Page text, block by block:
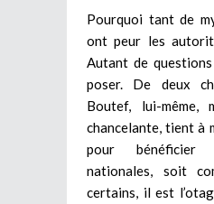
Pourquoi tant de
ont peur les
Autant de
poser. De deux
Boutef, lui-même,
chancelante, tient à
pour bénéficier
nationales, soit
certains, il est